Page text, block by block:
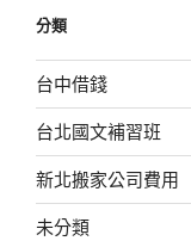
分類
台中借錢
台北國文補習班
新北搬家公司費用
未分類